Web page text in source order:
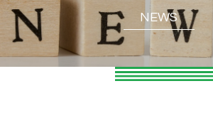
ブログ
お知らせ
NEWS